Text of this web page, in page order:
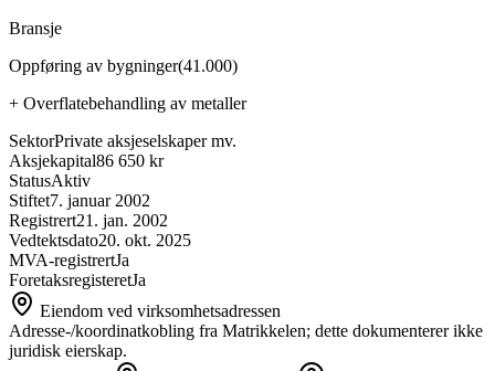
Bransje
Oppføring av bygninger(41.000)
+ Overflatebehandling av metaller
SektorPrivate aksjeselskaper mv.
Aksjekapital86 650 kr
StatusAktiv
Stiftet7. januar 2002
Registrert21. jan. 2002
Vedtektsdato20. okt. 2025
MVA-registrertJa
ForetaksregisteretJa
Eiendom ved virksomhetsadressen
Adresse-/koordinatkobling fra Matrikkelen; dette dokumenterer ikke
juridisk eierskap.